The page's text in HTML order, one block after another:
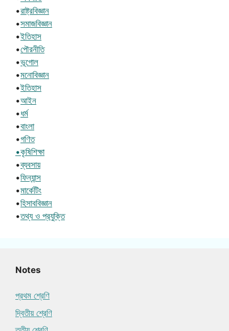
•রাষ্ট্রবিজ্ঞান
•সমাজবিজ্ঞান
•ইতিহাস
•পৌরনীতি
•ভূগোল
•মনোবিজ্ঞান
•ইতিহাস
•আইন
•ধর্ম
•বাংলা
•গণিত
•কৃষিশিক্ষা
•ব্যবসায়
•ফিন্যান্স
•মার্কেটিং
•হিসাববিজ্ঞান
•তথ্য ও প্রযুক্তি
Notes
প্রথম শ্রেণি
দ্বিতীয় শ্রেণি